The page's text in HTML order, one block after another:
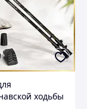
ходьбы